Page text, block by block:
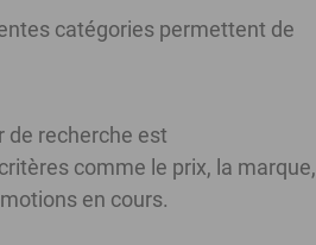
catégories permettent de
de recherche est
comme le prix, la marque,
en cours.